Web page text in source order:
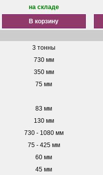
на складе
В корзину
3 тонны
730 мм
350 мм
75 мм
83 мм
130 мм
730 - 1080 мм
75 - 425 мм
60 мм
45 мм